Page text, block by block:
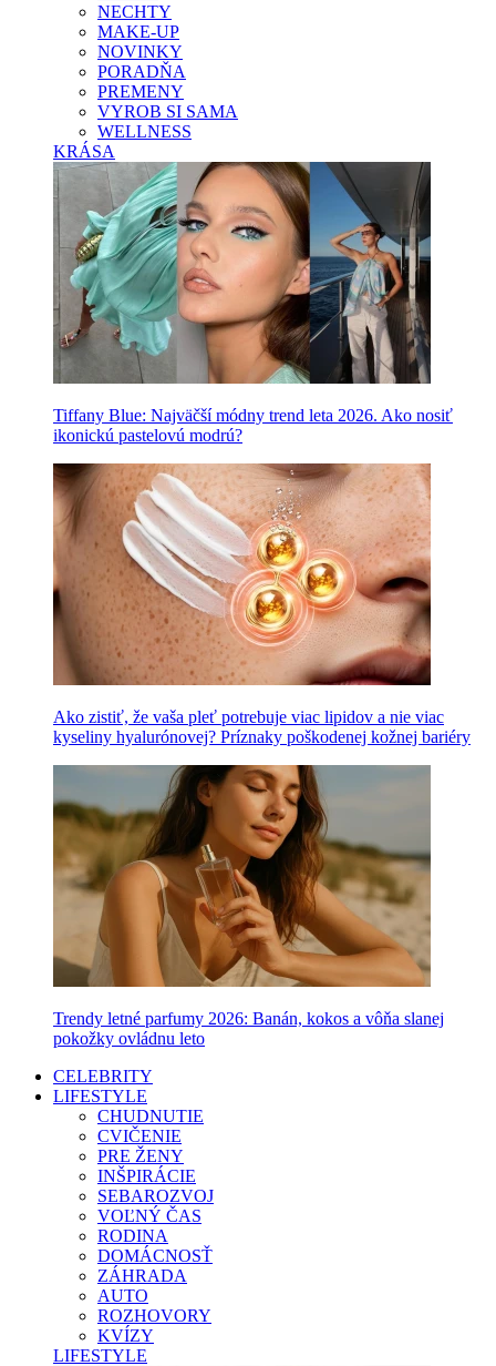
NECHTY
MAKE-UP
NOVINKY
PORADŇA
PREMENY
VYROB SI SAMA
WELLNESS
KRÁSA
Tiffany Blue: Najväčší módny trend leta 2026. Ako nosiť
ikonickú pastelovú modrú?
Ako zistiť, že vaša pleť potrebuje viac lipidov a nie viac
kyseliny hyalurónovej? Príznaky poškodenej kožnej bariéry
Trendy letné parfumy 2026: Banán, kokos a vôňa slanej
pokožky ovládnu leto
CELEBRITY
LIFESTYLE
CHUDNUTIE
CVIČENIE
PRE ŽENY
INŠPIRÁCIE
SEBAROZVOJ
VOĽNÝ ČAS
RODINA
DOMÁCNOSŤ
ZÁHRADA
AUTO
ROZHOVORY
KVÍZY
LIFESTYLE